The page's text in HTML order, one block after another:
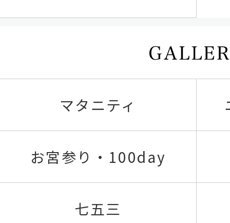
マタニティ
お宮参り・100day
七五三